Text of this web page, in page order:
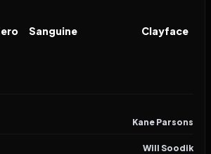
FILM
Sanguine FILM
Clayface
Kane Parsons
Will Soodik